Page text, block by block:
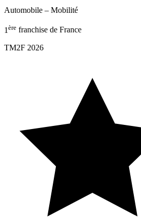
Automobile – Mobilité
1 ère franchise de France
TM2F 2026